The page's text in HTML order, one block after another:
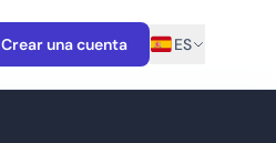
Crear una cuenta ES